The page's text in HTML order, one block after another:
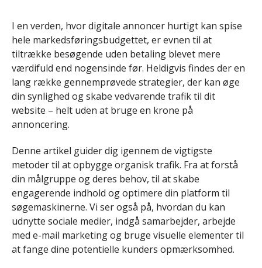
I en verden, hvor digitale annoncer hurtigt kan spise
hele markedsføringsbudgettet, er evnen til at
tiltrække besøgende uden betaling blevet mere
værdifuld end nogensinde før. Heldigvis findes der en
lang række gennemprøvede strategier, der kan øge
din synlighed og skabe vedvarende trafik til dit
website – helt uden at bruge en krone på
annoncering.
Denne artikel guider dig igennem de vigtigste
metoder til at opbygge organisk trafik. Fra at forstå
din målgruppe og deres behov, til at skabe
engagerende indhold og optimere din platform til
søgemaskinerne. Vi ser også på, hvordan du kan
udnytte sociale medier, indgå samarbejder, arbejde
med e-mail marketing og bruge visuelle elementer til
at fange dine potentielle kunders opmærksomhed.